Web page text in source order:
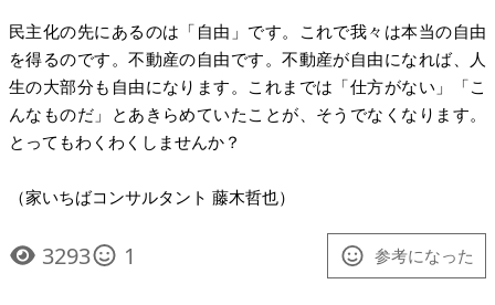
民主化の先にあるのは「自由」です。これで我々は本当の自由
を得るのです。不動産の自由です。不動産が自由になれば、人
生の大部分も自由になります。これまでは「仕方がない」「こ
んなものだ」とあきらめていたことが、そうでなくなります。
とってもわくわくしませんか？
（家いちばコンサルタント 藤木哲也）
3293 1 参考になった